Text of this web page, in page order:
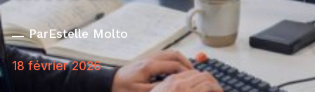
ParEstelle Molto
18 février 2026